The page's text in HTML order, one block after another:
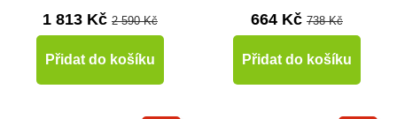
1 813 Kč 2 590 Kč
Přidat do košíku
664 Kč 738 Kč
Přidat do košíku